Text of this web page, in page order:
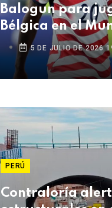
Balogun para
Bélgica en el
5 DE JULIO DE 2026
PERÚ
Contraloría